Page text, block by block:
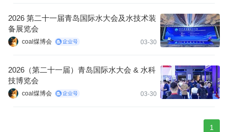
2026 第二十一届青岛国际水大会及水技术装
备展览会
coal煤博会 03-30
2026（第二十一届）青岛国际水大会 & 水科
技博览会
coal煤博会 03-30
1